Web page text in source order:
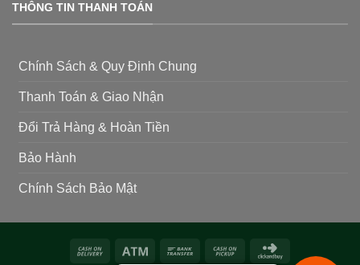
THÔNG TIN THANH TOÁN
Chính Sách & Quy Định Chung
Thanh Toán & Giao Nhận
Đổi Trả Hàng & Hoàn Tiền
Bảo Hành
Chính Sách Bảo Mật